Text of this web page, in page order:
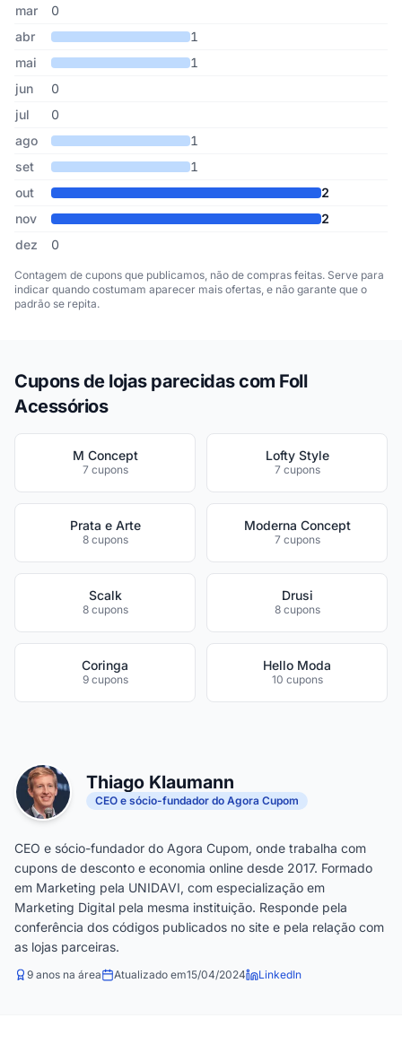
mar
0
abr
1
mai
1
jun
0
jul
0
ago
1
set
1
out
2
nov
2
dez
0
Contagem de cupons que publicamos, não de compras feitas. Serve para
indicar quando costumam aparecer mais ofertas, e não garante que o
padrão se repita.
Cupons de lojas parecidas com Foll
Acessórios
M Concept
7 cupons
Lofty Style
7 cupons
Prata e Arte
8 cupons
Moderna Concept
7 cupons
Scalk
8 cupons
Drusi
8 cupons
Coringa
9 cupons
Hello Moda
10 cupons
Thiago Klaumann
CEO e sócio-fundador do Agora Cupom
CEO e sócio-fundador do Agora Cupom, onde trabalha com
cupons de desconto e economia online desde 2017. Formado
em Marketing pela UNIDAVI, com especialização em
Marketing Digital pela mesma instituição. Responde pela
conferência dos códigos publicados no site e pela relação com
as lojas parceiras.
9 anos na área Atualizado em15/04/2024 LinkedIn